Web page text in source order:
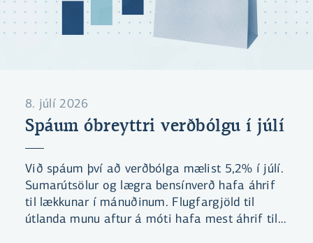
8. júlí 2026
Spáum óbreyttri verðbólgu í júlí
Við spáum því að verðbólga mælist 5,2% í júlí.
Sumarútsölur og lægra bensínverð hafa áhrif
til lækkunar í mánuðinum. Flugfargjöld til
útlanda munu aftur á móti hafa mest áhrif til